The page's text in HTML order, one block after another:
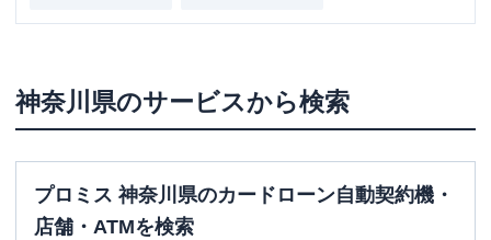
相模原市(3 件)
その他( 10件)
神奈川県のサービスから検索
プロミス 神奈川県のカードローン自動契約機・
店舗・ATMを検索